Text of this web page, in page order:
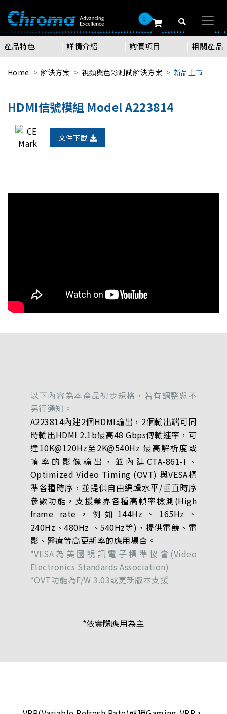
0
產品特色 詳情介紹 詢價項目 相關產品
Home 解決方案 視頻與色彩測試解決方案 新品上市
HDMI信號模組 Model A223814
文件下載
以下內容為本產品初步規格，若有調整恕不
另行通知。
A223814內建2個HDMI輸出，2個輸出端可同
時輸出HDMI 2.1b最高48 Gbps傳輸速率，可
達10K@120Hz至2K@540Hz 最高解析度或
幀率的影像輸出，並內建CTA-861-I、
Optimized Video Timing (OVT) 與VESA標
準各種時序，並提供自由編輯水平/垂直時序
參數功能，支援業界各種高幀率檢測(High
frame rate，例如144Hz、165Hz、
240Hz、480Hz 、540Hz等)，提供電競、電
影、醫療等高更新率的應用場合。
*VESA為美國視訊電子標準協會(Video
Electronics Standards Association)
*OVT功能為F/W 3.03或更新版本支援
*依實際應用為主